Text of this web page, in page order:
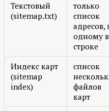
Текстовый
(sitemap.txt)
только
список
адресов,
одному в
строке
Индекс карт
(sitemap
index)
список
файлов
карт